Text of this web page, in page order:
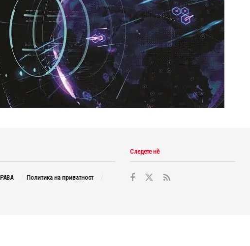
Политика на приватност
Следете нè